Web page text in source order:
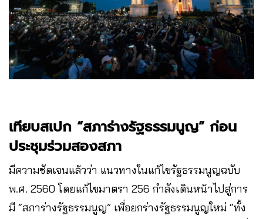
เทียบสเปก “สภาร่างรัฐธรรมนูญ” ก่อน
ประชุมร่วมสองสภา
มีความชัดเจนแล้วว่า แนวทางในแก้ไขรัฐธรรมนูญฉบับ
พ.ศ. 2560 โดยแก้ไขมาตรา 256 กำลังเดินหน้าไปสู่การ
มี “สภาร่างรัฐธรรมนูญ” เพื่อยกร่างรัฐธรรมนูญใหม่ “ทั้ง